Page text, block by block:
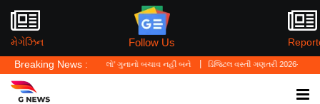
મેગેઝિન Follow Us
Breaking News :
કહ્યું—'પર્સનલ લો' ગુનાનો બચાવ નહીં બને ડિજિટલ વસ્તી ગણતરી 2026-27નો પ્રારંભ, ઘર